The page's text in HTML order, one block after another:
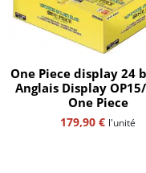
One Piece display 24
Anglais Display OP15/
One Piece
179,90 € l'unité